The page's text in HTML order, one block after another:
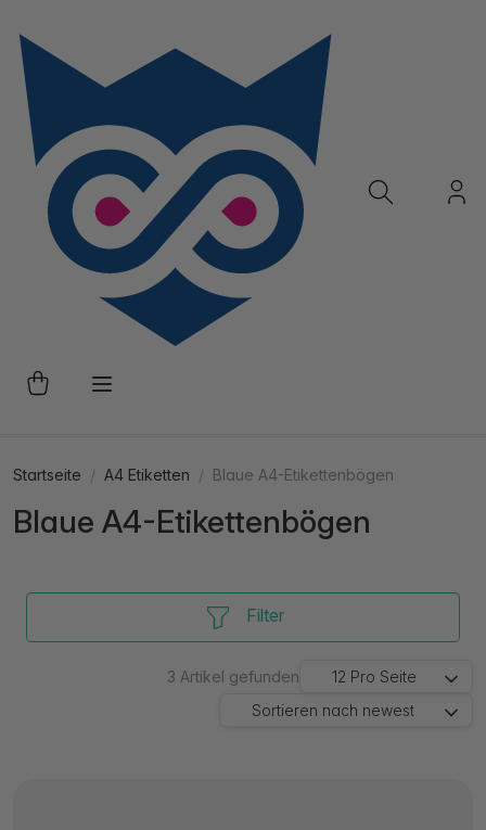
Startseite A4 Etiketten Blaue A4-Etikettenbögen
Blaue A4-Etikettenbögen
Filter
3 Artikel gefunden 12 Pro Seite
Sortieren nach newest